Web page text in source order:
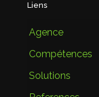
Liens
Agence
Compétences
Solutions